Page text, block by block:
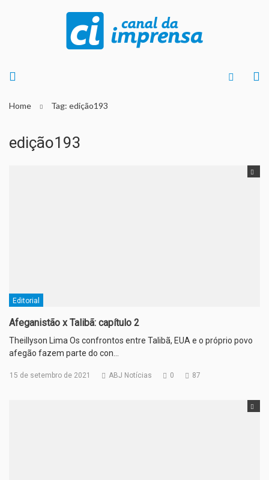
Home Tag: edição193
edição193
Editorial
Afeganistão x Talibã: capítulo 2
Theillyson Lima Os confrontos entre Talibã, EUA e o próprio povo
afegão fazem parte do con…
15 de setembro de 2021 ABJ Notícias 0 87